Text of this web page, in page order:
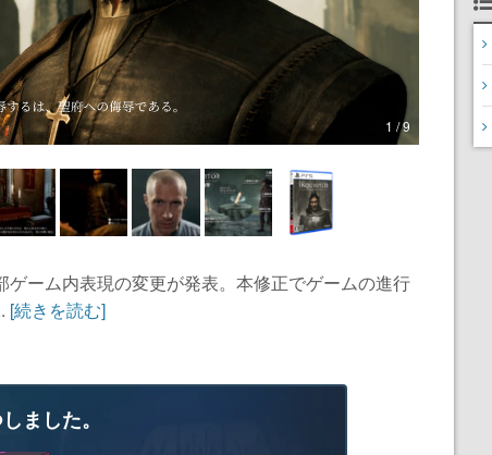
1 / 9
ーム内表現の変更が発表。本修正でゲームの進行
[続きを読む]
ました。